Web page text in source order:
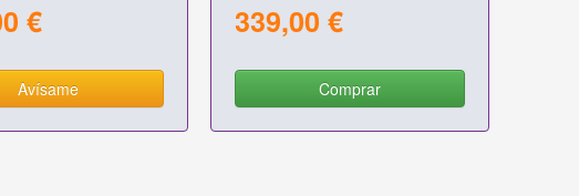
€
Avísame
339,00 €
Comprar